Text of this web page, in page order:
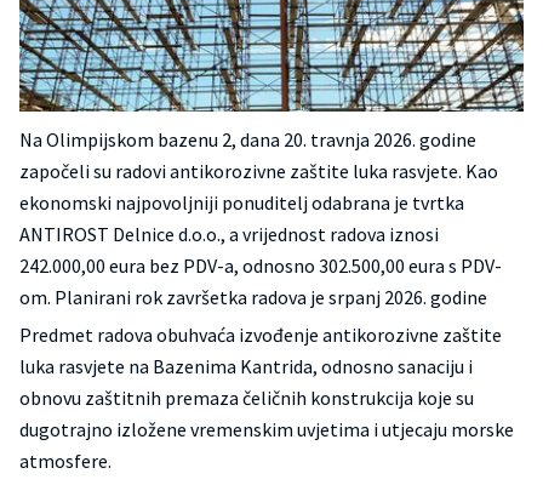
Na Olimpijskom bazenu 2, dana 20. travnja 2026. godine
započeli su radovi antikorozivne zaštite luka rasvjete. Kao
ekonomski najpovoljniji ponuditelj odabrana je tvrtka
ANTIROST Delnice d.o.o., a vrijednost radova iznosi
242.000,00 eura bez PDV-a, odnosno 302.500,00 eura s PDV-
om. Planirani rok završetka radova je srpanj 2026. godine
Predmet radova obuhvaća izvođenje antikorozivne zaštite
luka rasvjete na Bazenima Kantrida, odnosno sanaciju i
obnovu zaštitnih premaza čeličnih konstrukcija koje su
dugotrajno izložene vremenskim uvjetima i utjecaju morske
atmosfere.